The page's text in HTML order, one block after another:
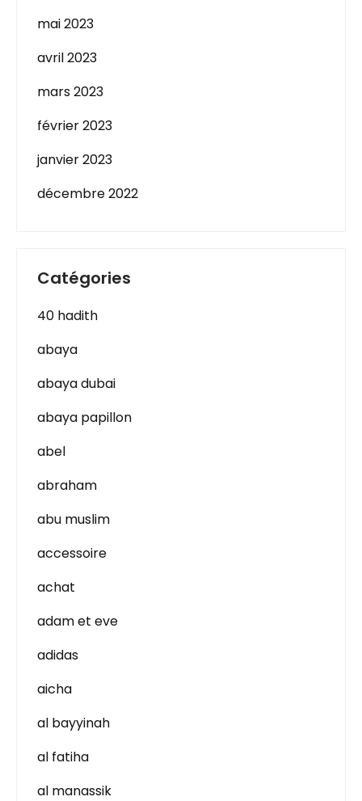
mai 2023
avril 2023
mars 2023
février 2023
janvier 2023
décembre 2022
Catégories
40 hadith
abaya
abaya dubai
abaya papillon
abel
abraham
abu muslim
accessoire
achat
adam et eve
adidas
aicha
al bayyinah
al fatiha
al manassik